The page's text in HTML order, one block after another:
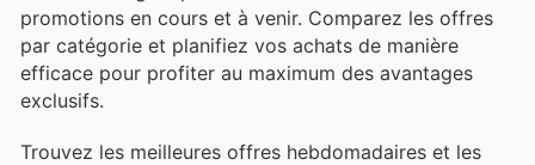
promotions en cours et à venir. Comparez les offres
par catégorie et planifiez vos achats de manière
efficace pour profiter au maximum des avantages
exclusifs.
Trouvez les meilleures offres hebdomadaires et les